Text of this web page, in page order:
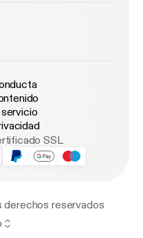
SSL
derechos reservados